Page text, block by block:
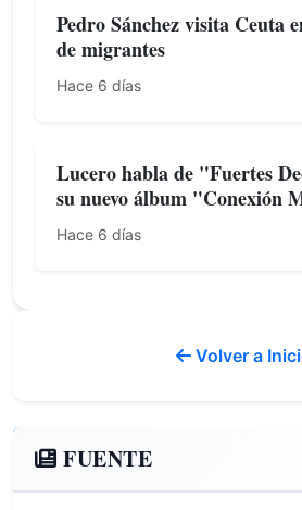
Pedro Sánchez visita Ceuta
de migrantes
Hace 6 días
Lucero habla de "Fuertes
su nuevo álbum "Conexión
Hace 6 días
Volver a
FUENTE